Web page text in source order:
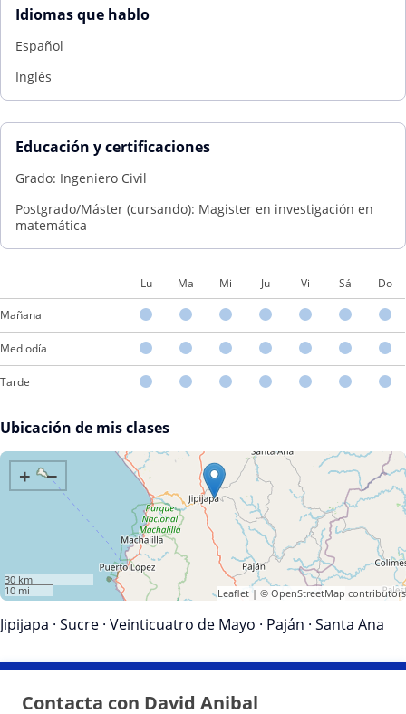
Idiomas que hablo
Español
Inglés
Educación y certificaciones
Grado: Ingeniero Civil
Postgrado/Máster (cursando): Magister en investigación en
matemática
Lu Ma Mi Ju Vi Sá Do
Mañana
Mediodía
Tarde
Ubicación de mis clases
+ −
30 km
10 mi
Leaflet| © OpenStreetMap contributors
Jipijapa · Sucre · Veinticuatro de Mayo · Paján · Santa Ana
Contacta con David Anibal